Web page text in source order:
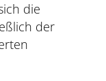
die
der